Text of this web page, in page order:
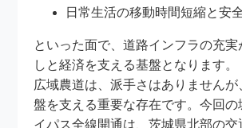
日常生活の移動時間短縮と安
といった面で、道路インフラの充実
しと経済を支える基盤となります。
広域農道は、派手さはありませんが
盤を支える重要な存在です。今回
イパス全線開通は、茨城県北部の交